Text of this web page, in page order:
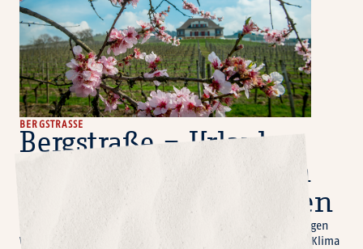
BERGSTRASSE
Bergstraße – Urlaub
zwischen Weinbergen
und Fachwerkstädtchen
Erleben Sie die Bergstraße mit ihren sanften Hügeln, sonnigen
Weinbergen und historischen Altstädten. Das mediterrane Klima